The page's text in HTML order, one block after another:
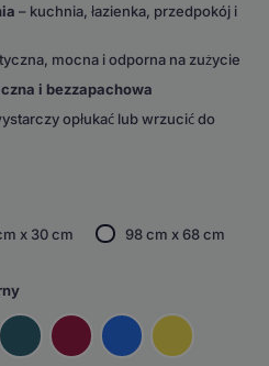
– kuchnia, łazienka, przedpokój i
mocna i odporna na zużycie
i bezzapachowa
opłukać lub wrzucić do
x 30 cm 98 cm x 68 cm